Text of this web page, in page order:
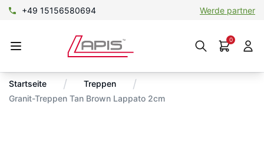
+49 15156580694 Werde partner
0
Startseite / Treppen /
Granit-Treppen Tan Brown Lappato 2cm